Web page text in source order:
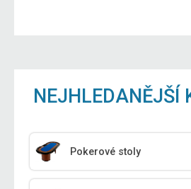
NEJHLEDANĚJŠÍ
Pokerové stoly